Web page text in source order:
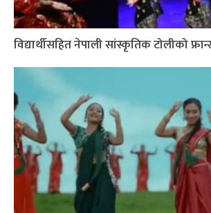
विद्यार्थीसहित नेपाली सांस्कृतिक टोलीको